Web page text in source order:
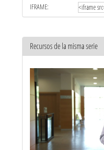
IFRAME:
Recursos de la misma serie